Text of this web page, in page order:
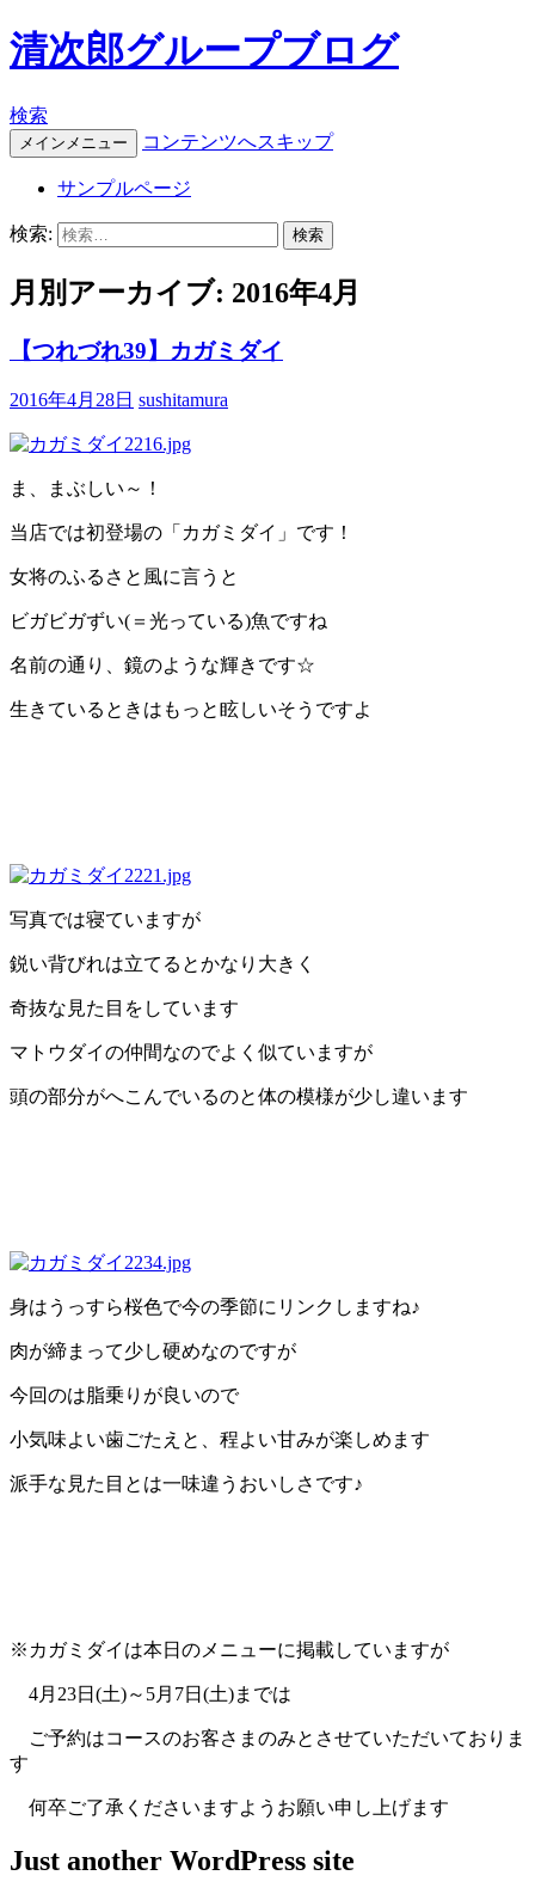
清次郎グループブログ
検索
メインメニュー コンテンツへスキップ
サンプルページ
検索:
月別アーカイブ: 2016年4月
【つれづれ39】カガミダイ
2016年4月28日 sushitamura
ま、まぶしい～！
当店では初登場の「カガミダイ」です！
女将のふるさと風に言うと
ビガビガずい(＝光っている)魚ですね
名前の通り、鏡のような輝きです☆
生きているときはもっと眩しいそうですよ
写真では寝ていますが
鋭い背びれは立てるとかなり大きく
奇抜な見た目をしています
マトウダイの仲間なのでよく似ていますが
頭の部分がへこんでいるのと体の模様が少し違います
身はうっすら桜色で今の季節にリンクしますね♪
肉が締まって少し硬めなのですが
今回のは脂乗りが良いので
小気味よい歯ごたえと、程よい甘みが楽しめます
派手な見た目とは一味違うおいしさです♪
※カガミダイは本日のメニューに掲載していますが
4月23日(土)～5月7日(土)までは
ご予約はコースのお客さまのみとさせていただいておりま
す
何卒ご了承くださいますようお願い申し上げます
Just another WordPress site